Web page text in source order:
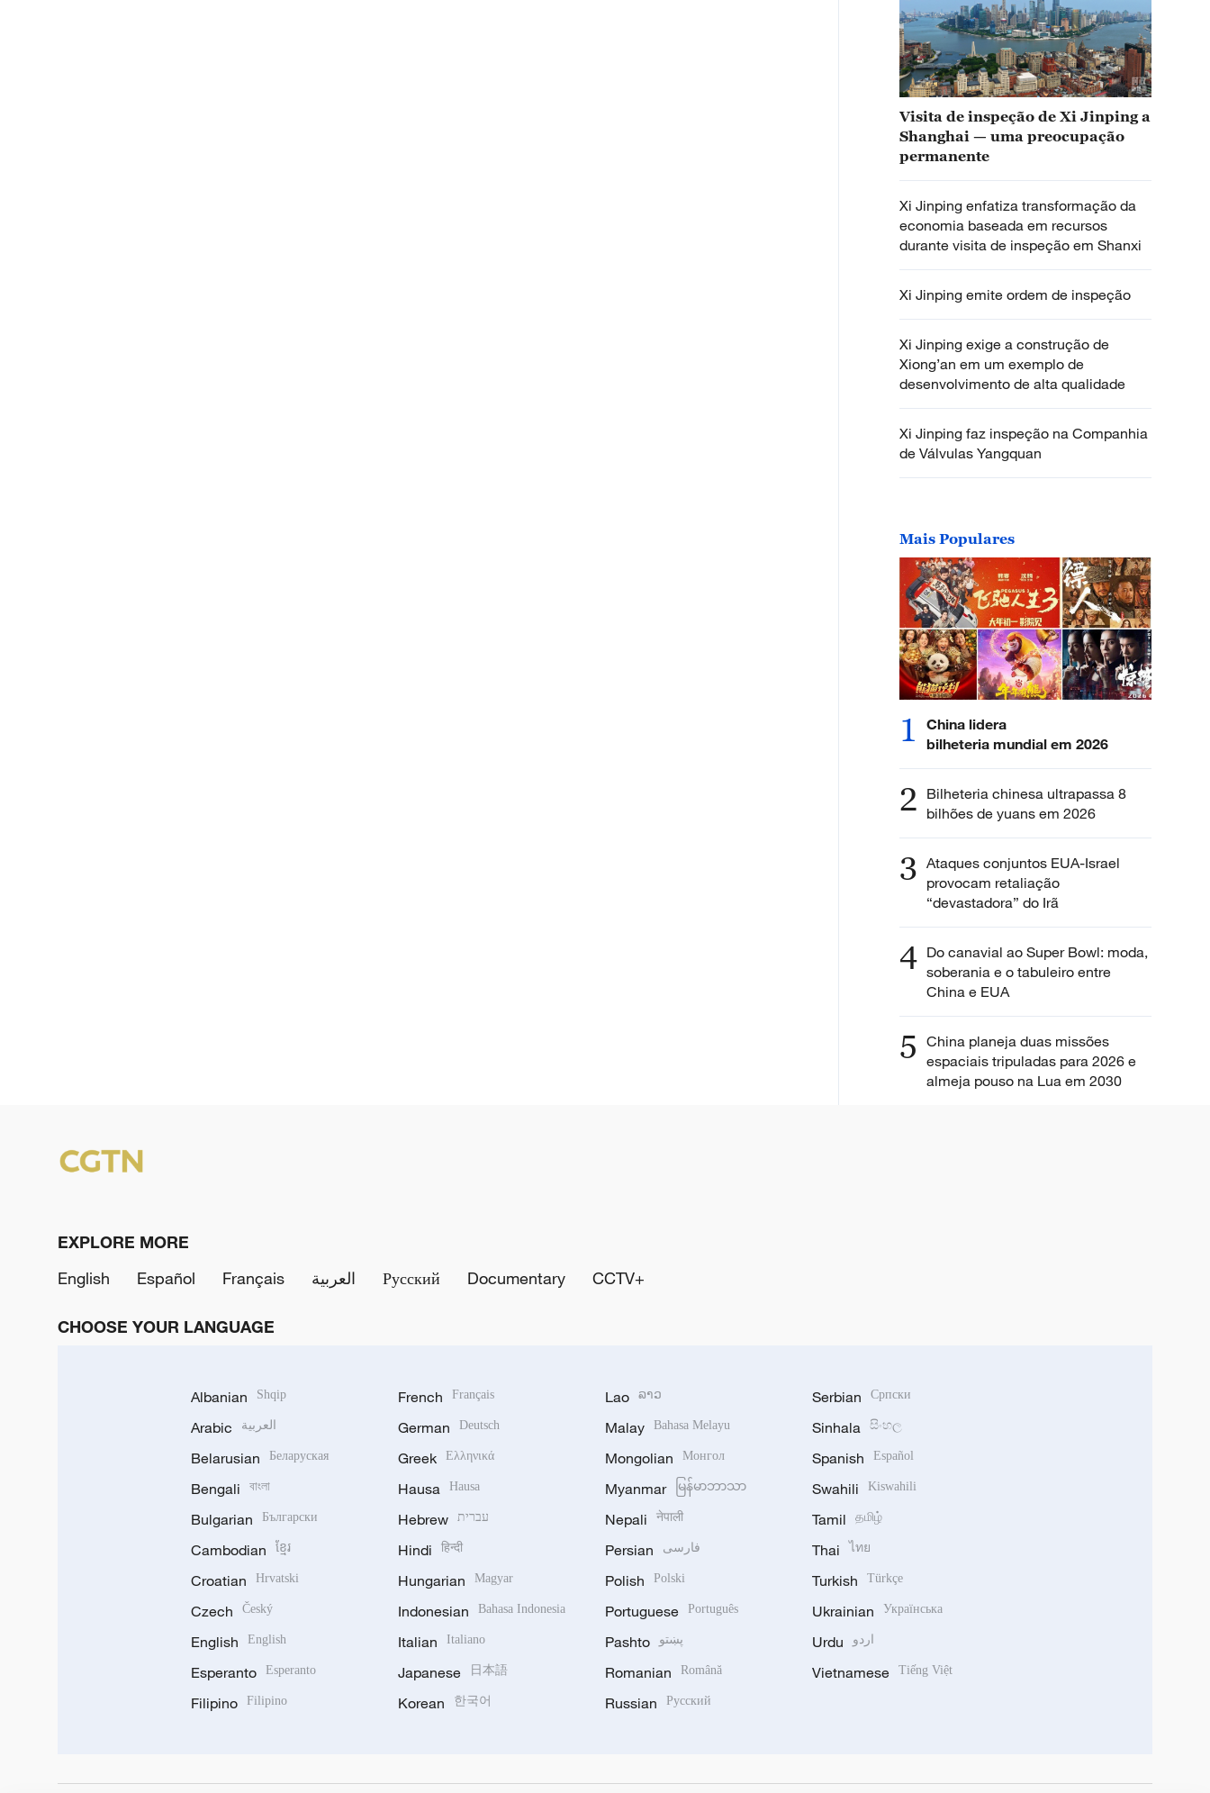
Visita de inspeção de Xi Jinping a
Shanghai — uma preocupação
permanente
Xi Jinping enfatiza transformação da
economia baseada em recursos
durante visita de inspeção em Shanxi
Xi Jinping emite ordem de inspeção
Xi Jinping exige a construção de
Xiong’an em um exemplo de
desenvolvimento de alta qualidade
Xi Jinping faz inspeção na Companhia
de Válvulas Yangquan
Mais Populares
1
China lidera
bilheteria mundial em 2026
2 Bilheteria chinesa ultrapassa 8
bilhões de yuans em 2026
3 Ataques conjuntos EUA-Israel
provocam retaliação
“devastadora” do Irã
4 Do canavial ao Super Bowl: moda,
soberania e o tabuleiro entre
China e EUA
5 China planeja duas missões
espaciais tripuladas para 2026 e
almeja pouso na Lua em 2030
EXPLORE MORE
English
Español Français العربية Русский Documentary CCTV+
CHOOSE YOUR LANGUAGE
Albanian Shqip
Arabic العربية
Belarusian Беларуская
Bengali বাংলা
Bulgarian Български
Cambodian ខ្មែរ
Croatian Hrvatski
Czech Český
English English
Esperanto Esperanto
Filipino Filipino
French Français
German Deutsch
Greek Ελληνικά
Hausa Hausa
Hebrew עברית
Hindi हिन्दी
Hungarian Magyar
Indonesian Bahasa Indonesia
Italian Italiano
Japanese 日本語
Korean 한국어
Lao ລາວ
Malay Bahasa Melayu
Mongolian Монгол
Myanmar မြန်မာဘာသာ
Nepali नेपाली
Persian فارسی
Polish Polski
Portuguese Português
Pashto پښتو
Romanian Română
Russian Русский
Serbian Српски
Sinhala සිංහල
Spanish Español
Swahili Kiswahili
Tamil தமிழ்
Thai ไทย
Turkish Türkçe
Ukrainian Українська
Urdu اردو
Vietnamese Tiếng Việt